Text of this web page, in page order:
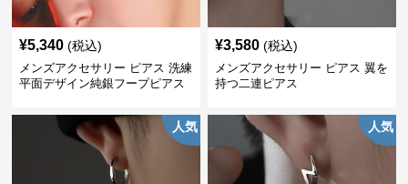
¥5,340 (税込)
メンズアクセサリー ピアス 洗練
平面デザイン純銀フープピアス
¥3,580 (税込)
メンズアクセサリー ピアス 翼を
持つ二連ピアス
人気 人気